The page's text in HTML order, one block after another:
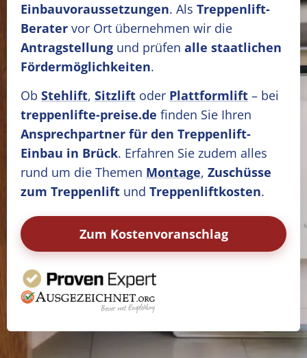
Einbauvoraussetzungen. Als Treppenlift-
Berater vor Ort übernehmen wir die
Antragstellung und prüfen alle staatlichen
Fördermöglichkeiten.
Ob Stehlift, Sitzlift oder Plattformlift – bei
treppenlifte-preise.de finden Sie Ihren
Ansprechpartner für den Treppenlift-
Einbau in Brück. Erfahren Sie zudem alles
rund um die Themen Montage, Zuschüsse
zum Treppenlift und Treppenliftkosten.
Zum Kostenvoranschlag